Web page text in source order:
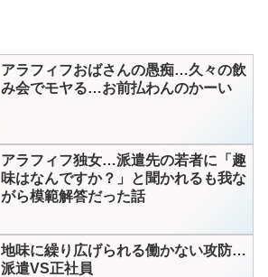
アラフィフおばさんの愚痴…久々の飲
み会でモヤる…お前払わんのかーい
アラフィフ独女…派遣先の若者に「趣
味はなんですか？」と聞かれるも我な
がら模範解答だった話
地味に繰り広げられる働かない攻防…
派遣VS正社員